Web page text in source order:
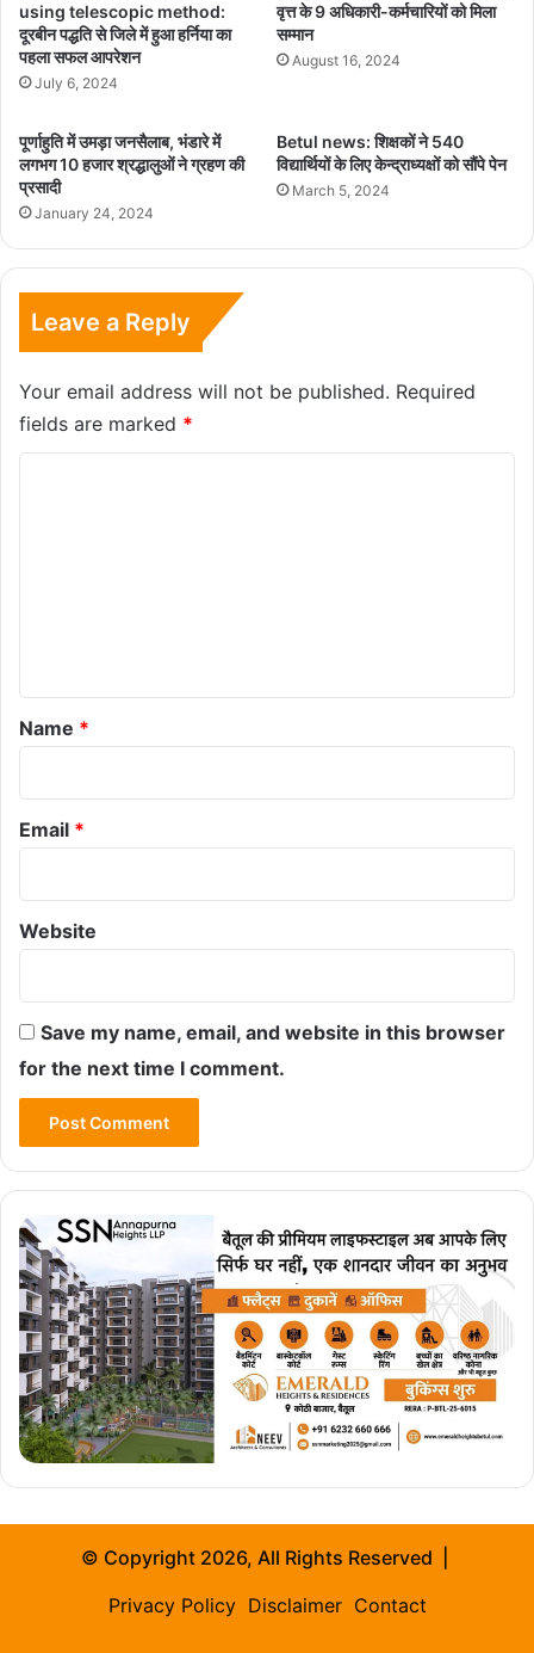
using telescopic method:
दूरबीन पद्धति से जिले में हुआ हर्निया का
पहला सफल आपरेशन
July 6, 2024
वृत्त के 9 अधिकारी-कर्मचारियों को मिला
सम्मान
August 16, 2024
पूर्णाहुति में उमड़ा जनसैलाब, भंडारे में
लगभग 10 हजार श्रद्धालुओं ने ग्रहण की
प्रसादी
January 24, 2024
Betul news: शिक्षकों ने 540
विद्यार्थियों के लिए केन्द्राध्यक्षों को सौंपे पेन
March 5, 2024
Leave a Reply
Your email address will not be published. Required
fields are marked *
*
Name *
Email *
Website
Save my name, email, and website in this browser
for the next time I comment.
© Copyright 2026, All Rights Reserved |
Privacy Policy Disclaimer Contact